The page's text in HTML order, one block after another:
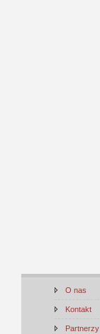
O nas
Kontakt
Partnerzy